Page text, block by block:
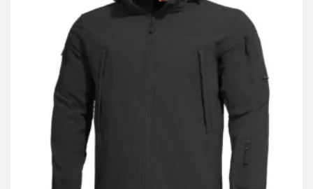
Τεχνικές Προδιαγραφές
Εξωτερικό ύφασμα:
88% Nylon / 12% Elastane –
Ανθεκτικό στην υγρασία, με ελαστικότητα και
αντοχή.
Μόνωση: 3M® G60
Επένδυση: 100% Nylon – Ελαφριά και διαπνέουσα
Φερμουάρ:
YKK® πλήρους μήκους και σε όλες τις